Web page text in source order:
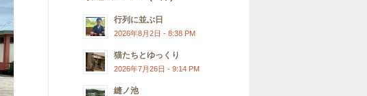
行列に並ぶ日
2026年8月2日 - 8:38 PM
猫たちとゆっくり
2026年7月26日 - 9:14 PM
縫ノ池